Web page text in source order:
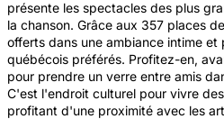
présente les spectacles des plus
la chanson. Grâce aux 357 places
offerts dans une ambiance intime et
québécois préférés. Profitez-en,
pour prendre un verre entre amis
C'est l'endroit culturel pour vivre
profitant d'une proximité avec les